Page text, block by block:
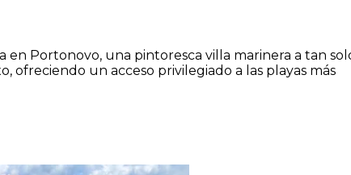
en Portonovo, una pintoresca villa marinera a tan
ofreciendo un acceso privilegiado a las playas más